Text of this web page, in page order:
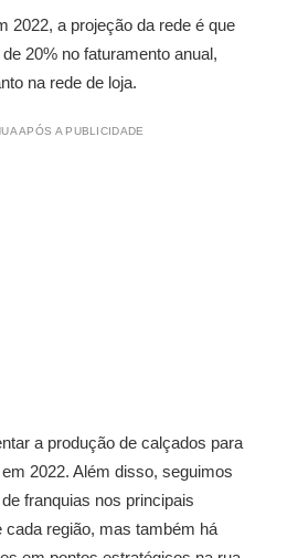
2022, a projeção da rede é que
20% no faturamento anual,
na rede de loja.
APÓS A PUBLICIDADE
a produção de calçados para
2022. Além disso, seguimos
franquias nos principais
cada região, mas também há